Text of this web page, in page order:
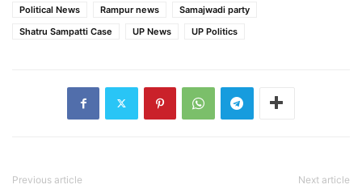
Political News
Rampur news
Samajwadi party
Shatru Sampatti Case
UP News UP Politics
Previous article Next article